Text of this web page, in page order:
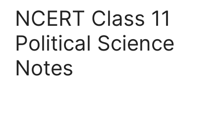
NCERT Class 11
Political Science
Notes